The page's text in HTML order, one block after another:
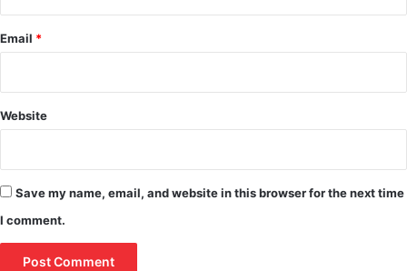
Email *
Website
Save my name, email, and website in this browser for the next time
I comment.